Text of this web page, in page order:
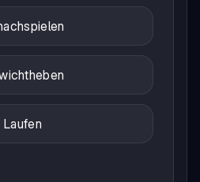
Laufen